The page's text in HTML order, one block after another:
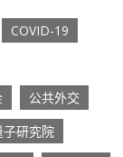
COVID-19
公共外交
子研究院